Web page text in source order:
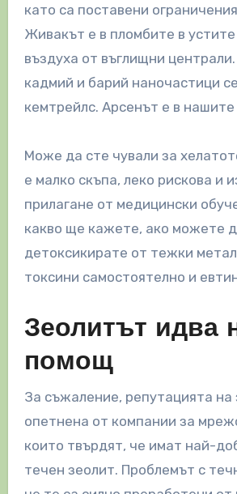
като са поставени
Живакът е в пломбите в устите
въздуха от въглищни
кадмий и барий наночастици
кемтрейлс. Арсенът е в нашите
Може да сте чували за
е малко скъпа, леко рискова и
прилагане от медицински
какво ще кажете, ако можете
детоксикирате от тежки
токсини самостоятелно и
Зеолитът идва
помощ
За съжаление, репутацията на
опетнена от компании за
които твърдят, че имат най-
течен зеолит. Проблемът с